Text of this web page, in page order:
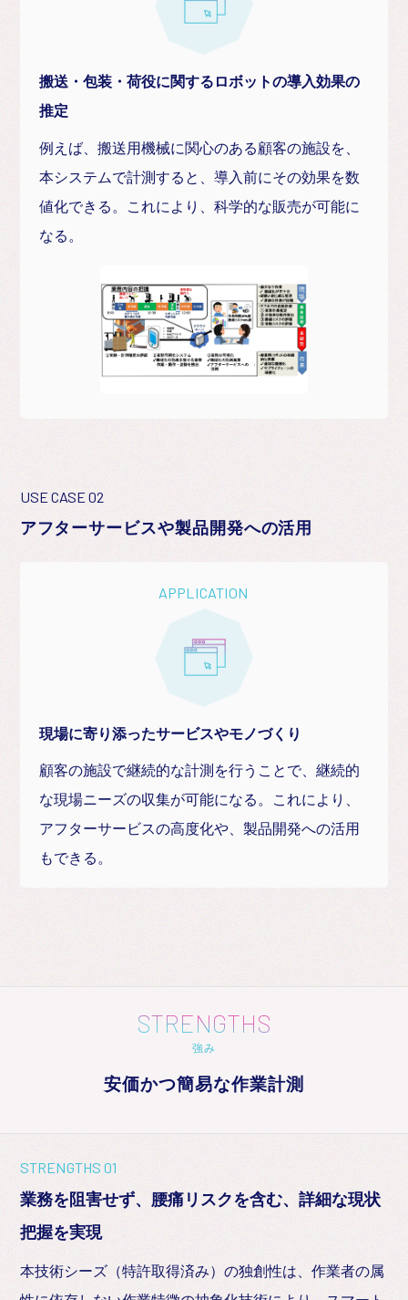
搬送・包装・荷役に関するロボットの導入効果の
推定
例えば、搬送用機械に関心のある顧客の施設を、
本システムで計測すると、導入前にその効果を数
値化できる。これにより、科学的な販売が可能に
なる。
USE CASE 02
アフターサービスや製品開発への活用
APPLICATION
現場に寄り添ったサービスやモノづくり
顧客の施設で継続的な計測を行うことで、継続的
な現場ニーズの収集が可能になる。これにより、
アフターサービスの高度化や、製品開発への活用
もできる。
STRENGTHS
強み
安価かつ簡易な作業計測
STRENGTHS 01
業務を阻害せず、腰痛リスクを含む、詳細な現状
把握を実現
本技術シーズ（特許取得済み）の独創性は、作業者の属